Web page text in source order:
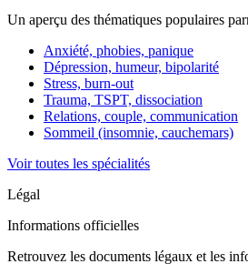
Un aperçu des thématiques populaires
Anxiété, phobies, panique
Dépression, humeur, bipolarité
Stress, burn-out
Trauma, TSPT, dissociation
Relations, couple, communication
Sommeil (insomnie, cauchemars)
Voir toutes les spécialités
Légal
Informations officielles
Retrouvez les documents légaux et les